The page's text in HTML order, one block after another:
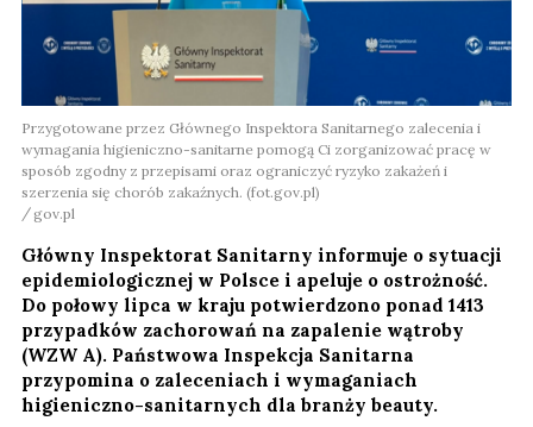
Przygotowane przez Głównego Inspektora Sanitarnego zalecenia i
wymagania higieniczno-sanitarne pomogą Ci zorganizować pracę w
sposób zgodny z przepisami oraz ograniczyć ryzyko zakażeń i
szerzenia się chorób zakaźnych. (fot.gov.pl)
gov.pl
Główny Inspektorat Sanitarny informuje o sytuacji
epidemiologicznej w Polsce i apeluje o ostrożność.
Do połowy lipca w kraju potwierdzono ponad 1413
przypadków zachorowań na zapalenie wątroby
(WZW A). Państwowa Inspekcja Sanitarna
przypomina o zaleceniach i wymaganiach
higieniczno-sanitarnych dla branży beauty.